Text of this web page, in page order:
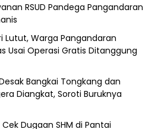
RSUD Pandega Pangandaran
Lutut, Warga Pangandaran
Usai Operasi Gratis Ditanggung
Bangkai Tongkang dan
Diangkat, Soroti Buruknya
Dugaan SHM di Pantai